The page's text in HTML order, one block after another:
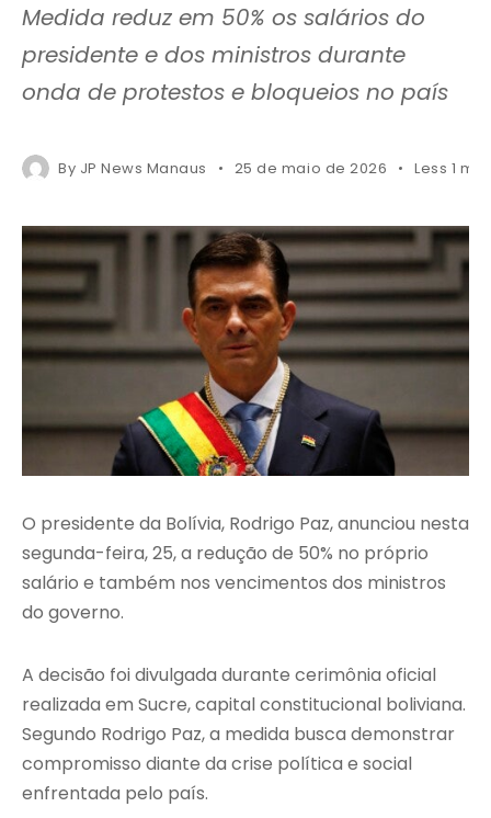
Medida reduz em 50% os salários do
presidente e dos ministros durante
onda de protestos e bloqueios no país
By JP News Manaus 25 de maio de 2026 Less 1
O presidente da Bolívia, Rodrigo Paz, anunciou nesta
segunda-feira, 25, a redução de 50% no próprio
salário e também nos vencimentos dos ministros
do governo.
A decisão foi divulgada durante cerimônia oficial
realizada em Sucre, capital constitucional boliviana.
Segundo Rodrigo Paz, a medida busca demonstrar
compromisso diante da crise política e social
enfrentada pelo país.